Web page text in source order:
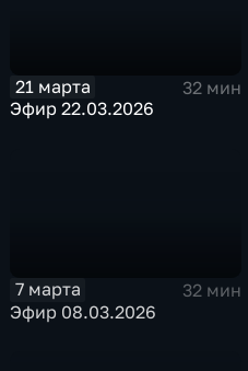
21 марта
32 мин
Эфир 22.03.2026
7 марта
32 мин
Эфир 08.03.2026